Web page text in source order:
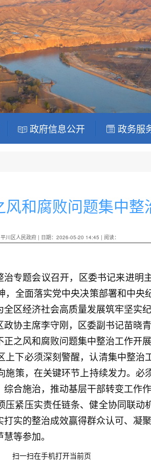
政府信息公开 政务服
和腐败问题集中整
川区人民政府 | 日期：2026-05-20 14:45 | 阅读：
专题会议召开，区委书记来进明
全面落实党中央决策部署和中
区经济社会高质量发展筑牢坚实纪
协主席李守刚，区委副书记苗晓青
之风和腐败问题集中整治工作开展
下必须深刻警醒，认清集中整
策，在关键环节上持续发力。
合施治，推动基层干部转变工作
紧压实责任链条、健全协同联
实的整治成效赢得群众认可、凝聚
等参加。
扫一扫在手机打开当前页